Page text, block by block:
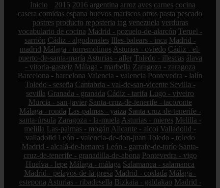
Inicio 2015 2016 argentina arroz aves carnes cocina
casera comidas espana huevos mariscos otros pasta pescado
postres producto reposteria tag venezuela verduras
vocabulario de cocina Madrid - pozuelo-de-alarcón Teruel -
sarrión Cádiz - algodonales Illes-balears - inca Madrid -
madrid Málaga - torremolinos Asturias - oviedo Cádiz - el-
puerto-de-santa-maría Asturias - aller Toledo - illescas álava
- vitoria-gasteiz Málaga - marbella Zaragoza - zaragoza
Barcelona - barcelona Valencia - valencia Pontevedra - lalín
Toledo - seseña Cantabria - val-de-san-vicente Sevilla -
sevilla Granada - granada Cádiz - tarifa Lugo - viveiro
Murcia - san-javier Santa-cruz-de-tenerife - tacoronte
Málaga - ronda Las-palmas - yaiza Santa-cruz-de-tenerife -
santa-úrsula Zaragoza - la-muela Asturias - mieres Melilla -
melilla Las-palmas - mogán Alicante - alcoi Valladolid -
valladolid León - valencia-de-don-juan Toledo - toledo
Madrid - alcalá-de-henares León - garrafe-de-torío Santa-
cruz-de-tenerife - granadilla-de-abona Pontevedra - vigo
Huelva - lepe Málaga - málaga Salamanca - salamanca
Madrid - pelayos-de-la-presa Madrid - coslada Málaga -
estepona Asturias - ribadesella Bizkaia - galdakao Madrid -